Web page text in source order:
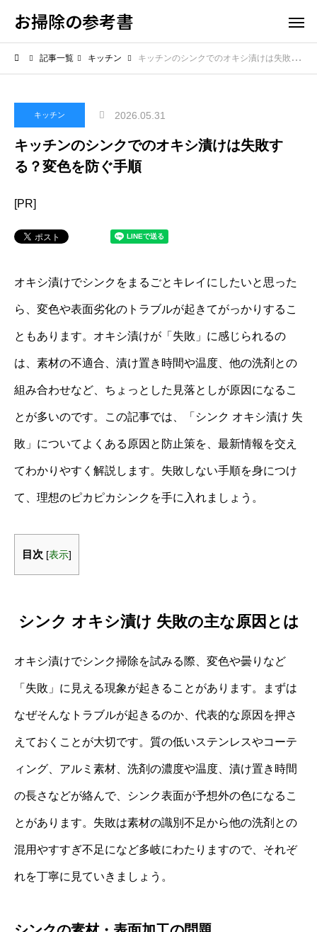
お掃除の参考書
記事一覧 キッチン キッチンのシンクでのオキシ漬けは失敗する？変色を防ぐ手順
キッチン 2026.05.31
キッチンのシンクでのオキシ漬けは失敗す
る？変色を防ぐ手順
[PR]
オキシ漬けでシンクをまるごとキレイにしたいと思った
ら、変色や表面劣化のトラブルが起きてがっかりするこ
ともあります。オキシ漬けが「失敗」に感じられるの
は、素材の不適合、漬け置き時間や温度、他の洗剤との
組み合わせなど、ちょっとした見落としが原因になるこ
とが多いのです。この記事では、「シンク オキシ漬け 失
敗」についてよくある原因と防止策を、最新情報を交え
てわかりやすく解説します。失敗しない手順を身につけ
て、理想のピカピカシンクを手に入れましょう。
目次 [表示]
シンク オキシ漬け 失敗の主な原因とは
オキシ漬けでシンク掃除を試みる際、変色や曇りなど
「失敗」に見える現象が起きることがあります。まずは
なぜそんなトラブルが起きるのか、代表的な原因を押さ
えておくことが大切です。質の低いステンレスやコーテ
ィング、アルミ素材、洗剤の濃度や温度、漬け置き時間
の長さなどが絡んで、シンク表面が予想外の色になるこ
とがあります。失敗は素材の識別不足から他の洗剤との
混用やすすぎ不足になど多岐にわたりますので、それぞ
れを丁寧に見ていきましょう。